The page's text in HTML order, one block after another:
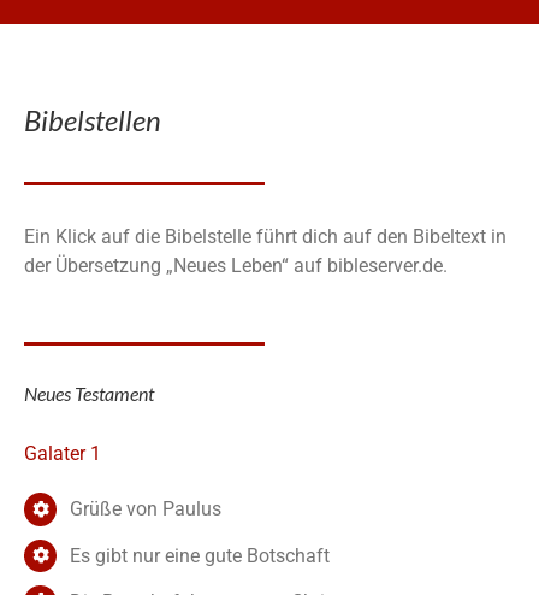
Bibelstellen
Ein Klick auf die Bibelstelle führt dich auf den Bibeltext in
der Übersetzung „Neues Leben“ auf bibleserver.de.
Neues Testament
Galater 1
Grüße von Paulus
Es gibt nur eine gute Botschaft